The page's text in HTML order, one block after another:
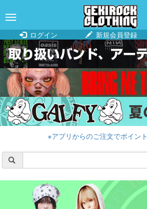
navigation
ログイン
新規会員登録
※アプリからのご注文でポイント